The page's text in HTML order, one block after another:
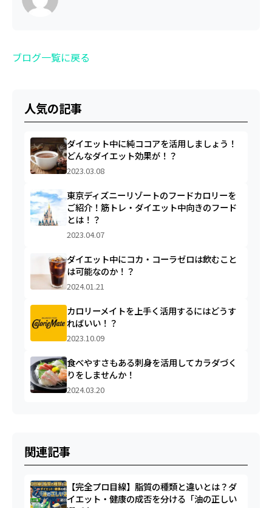
ブログ一覧に戻る
人気の記事
ダイエット中に純ココアを活用しましょう！
どんなダイエット効果が！？
2023.03.08
東京ディズニーリゾートのフードカロリーを
ご紹介！筋トレ・ダイエット中向きのフード
とは！？
2023.04.07
ダイエット中にコカ・コーラゼロは飲むこと
は可能なのか！？
2024.01.21
カロリーメイトを上手く活用するにはどうす
ればいい！？
2023.10.09
食べやすさもある刺身を活用してカラダづく
りをしませんか！
2024.03.20
関連記事
【完全プロ目線】脂質の種類と違いとは？ダ
イエット・健康の成否を分ける「油の正しい